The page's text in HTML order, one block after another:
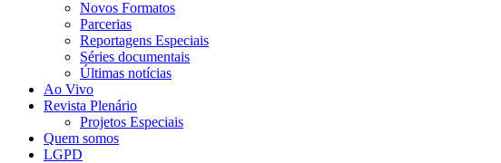
Novos Formatos
Parcerias
Reportagens Especiais
Séries documentais
Últimas notícias
Ao Vivo
Revista Plenário
Projetos Especiais
Quem somos
LGPD